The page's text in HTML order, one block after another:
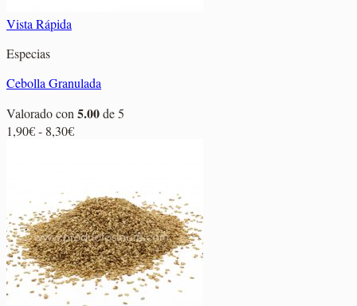
Vista Rápida
Especias
Cebolla Granulada
Valorado con 5.00de 5
1,90€- 8,30€Rango
1,90€
hasta
8,30€